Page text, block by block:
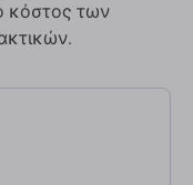
κόστος των